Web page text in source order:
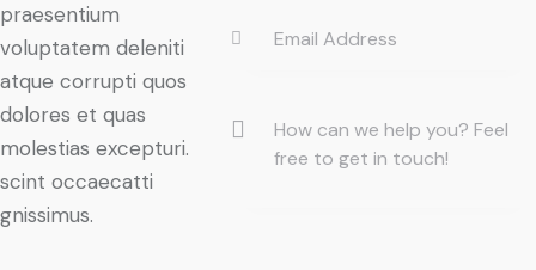
praesentium
voluptatem deleniti
atque corrupti quos
dolores et quas
molestias excepturi.
scint occaecatti
gnissimus.